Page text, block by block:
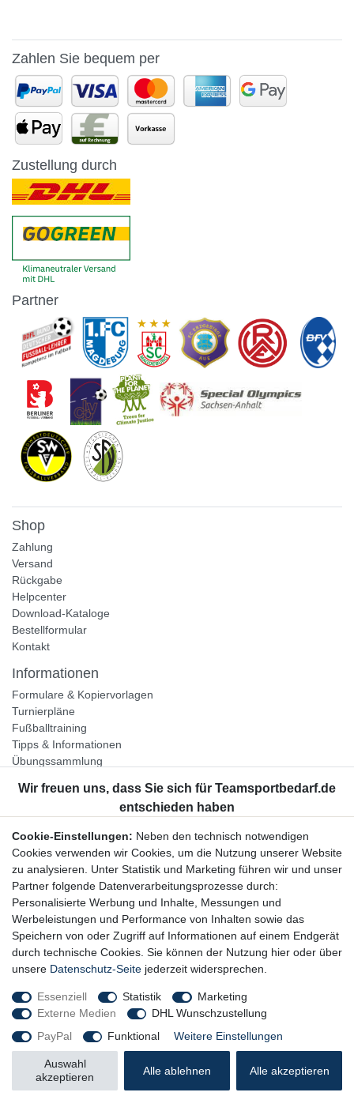
Zahlen Sie bequem per
Zustellung durch
Partner
Shop
Zahlung
Versand
Rückgabe
Helpcenter
Download-Kataloge
Bestellformular
Kontakt
Informationen
Formulare & Kopiervorlagen
Turnierpläne
Fußballtraining
Tipps & Informationen
Übungssammlung
Unternehmen
Widerrufsrecht
Bestellung widerrufen
Datenschutzerklärung
AGB
Impressum
Newsletter
Newsletter-Anmeldung
© Copyright 2026 Trainingsunterlagen24 GmbH. Alle Rechte vorbehalten.
Cookie-Einstellungen: Neben den technisch notwendigen
Cookies verwenden wir Cookies, um die Nutzung unserer Website
zu analysieren. Unter Statistik und Marketing führen wir und unser
Partner folgende Datenverarbeitungsprozesse durch:
Personalisierte Werbung und Inhalte, Messungen und
Werbeleistungen und Performance von Inhalten sowie das
Speichern von oder Zugriff auf Informationen auf einem Endgerät
durch technische Cookies. Sie können der Nutzung hier oder über
unsere Datenschutz-Seite jederzeit widersprechen.
Essenziell Statistik
Marketing
Externe Medien
DHL Wunschzustellung
PayPal
Funktional Weitere Einstellungen
Alle akzeptieren
Alle ablehnen
Auswahl
akzeptieren